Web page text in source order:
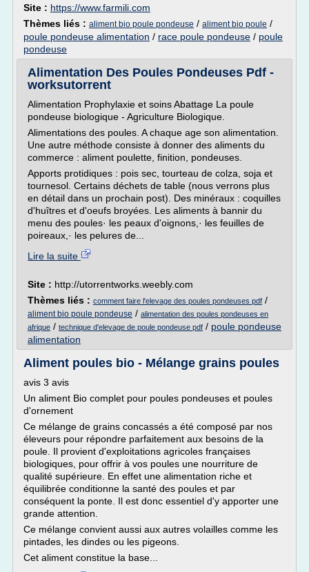
Site : https://www.farmili.com
Thèmes liés : aliment bio poule pondeuse / aliment bio poule /
poule pondeuse alimentation / race poule pondeuse / poule
pondeuse
Alimentation Des Poules Pondeuses Pdf -
worksutorrent
Alimentation Prophylaxie et soins Abattage La poule
pondeuse biologique - Agriculture Biologique.
Alimentations des poules. A chaque age son alimentation.
Une autre méthode consiste à donner des aliments du
commerce : aliment poulette, finition, pondeuses.
Apports protidiques : pois sec, tourteau de colza, soja et
tournesol. Certains déchets de table (nous verrons plus
en détail dans un prochain post). Des minéraux : coquilles
d'huîtres et d'oeufs broyées. Les aliments à bannir du
menu des poules· les peaux d'oignons,· les feuilles de
poireaux,· les pelures de...
Lire la suite
Site : http://utorrentworks.weebly.com
Thèmes liés : comment faire l'elevage des poules pondeuses pdf /
aliment bio poule pondeuse / alimentation des poules pondeuses en
afrique / technique d'elevage de poule pondeuse pdf / poule pondeuse
alimentation
Aliment poules bio - Mélange grains poules
avis 3 avis
Un aliment Bio complet pour poules pondeuses et poules
d'ornement
Ce mélange de grains concassés a été composé par nos
éleveurs pour répondre parfaitement aux besoins de la
poule. Il provient d'exploitations agricoles françaises
biologiques, pour offrir à vos poules une nourriture de
qualité supérieure. En effet une alimentation riche et
équilibrée conditionne la santé des poules et par
conséquent la ponte. Il est donc essentiel d'y apporter une
grande attention.
Ce mélange convient aussi aux autres volailles comme les
pintades, les dindes ou les pigeons.
Cet aliment constitue la base...